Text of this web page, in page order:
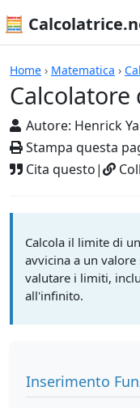
🧮
Home › Matematica ›
Calcolatore
Autore: Henrick
Stampa questa
Cita questo|
Calcolatrici
Calcola il limite di
avvicina a un
valutare i limiti,
all'infinito.
Inserimento